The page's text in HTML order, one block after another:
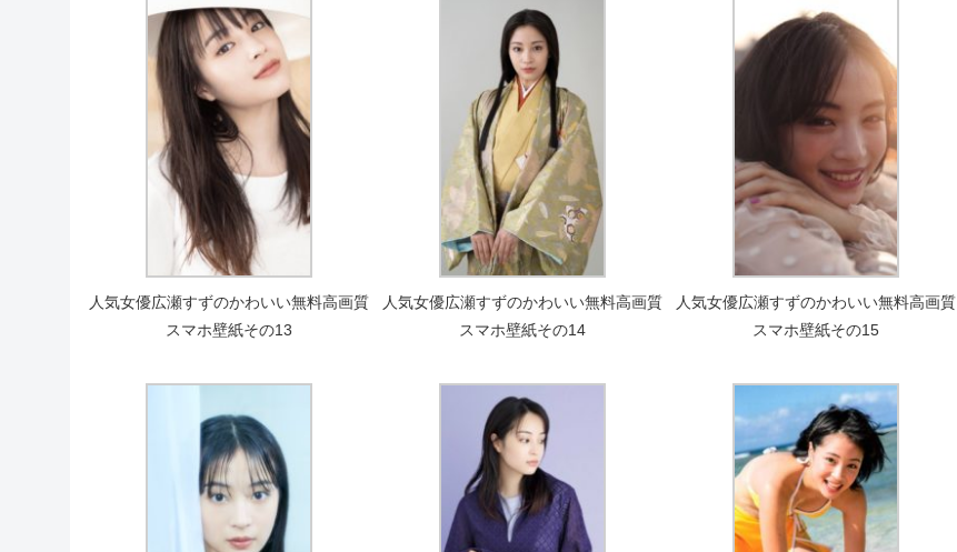
人気女優広瀬すずのかわいい無料高画質
スマホ壁紙その13
人気女優広瀬すずのかわいい無料高画質
スマホ壁紙その14
人気女優広瀬すずのかわいい無料高画質
スマホ壁紙その15